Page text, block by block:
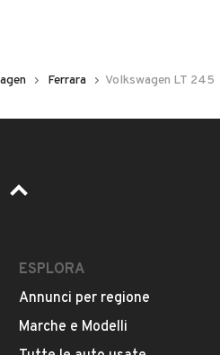
VEDI TUTTI
MARANGONI SRL
Ferrara Volkswagen LT 245
ESPLORA
Annunci per regione
Marche e Modelli